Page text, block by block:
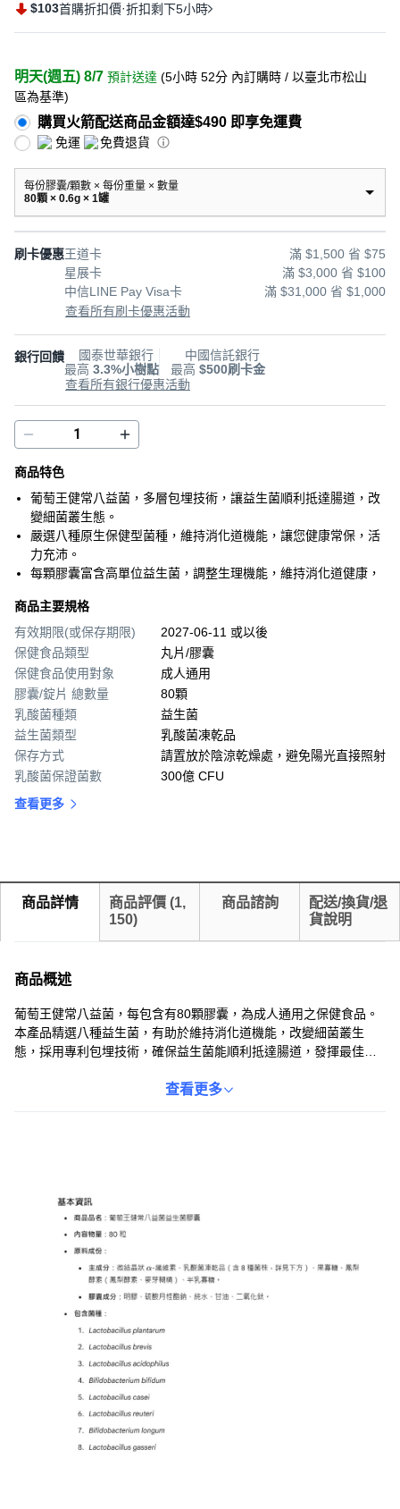
$103首購折扣價·折扣剩下5小時
明天(週五) 8/7 預計送達 (5小時 52分 內訂購時 / 以臺北市松山
區為基準)
購買火箭配送商品金額達$490 即享免運費
免運 免費退貨
每份膠囊/顆數 × 每份重量 × 數量
80顆 × 0.6g × 1罐
刷卡優惠王道卡
滿 $1,500 省 $75
星展卡
滿 $3,000 省 $100
中信LINE Pay Visa卡
滿 $31,000 省 $1,000
查看所有刷卡優惠活動
銀行回饋
國泰世華銀行
最高 3.3%小樹點
中國信託銀行
最高 $500刷卡金
查看所有銀行優惠活動
商品特色
葡萄王健常八益菌，多層包埋技術，讓益生菌順利抵達腸道，改
變細菌叢生態。
嚴選八種原生保健型菌種，維持消化道機能，讓您健康常保，活
力充沛。
每顆膠囊富含高單位益生菌，調整生理機能，維持消化道健康，
商品主要規格
有效期限(或保存期限)
2027-06-11 或以後
保健食品類型
丸片/膠囊
保健食品使用對象
成人通用
膠囊/錠片 總數量
80顆
乳酸菌種類
益生菌
益生菌類型
乳酸菌凍乾品
保存方式
請置放於陰涼乾燥處，避免陽光直接照射
乳酸菌保證菌數
300億 CFU
查看更多
商品詳情 商品評價 (1,
150)
商品諮詢
配送/換貨/退
貨說明
商品概述
葡萄王健常八益菌，每包含有80顆膠囊，為成人通用之保健食品。
本產品精選八種益生菌，有助於維持消化道機能，改變細菌叢生
態，採用專利包埋技術，確保益生菌能順利抵達腸道，發揮最佳功
查看更多